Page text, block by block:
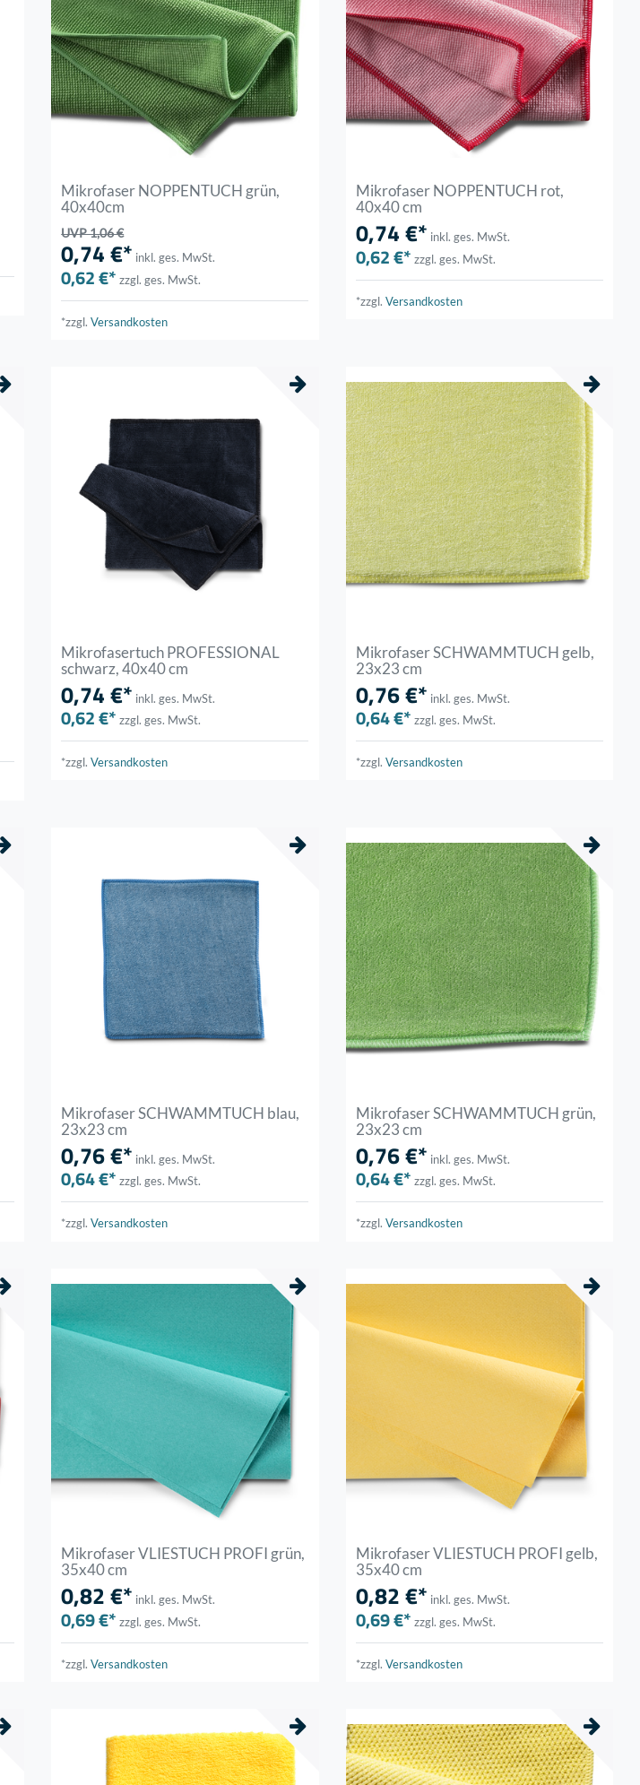
Mikrofaser NOPPENTUCH grün,
40x40cm
UVP 1,06 €
0,74 €* inkl. ges. MwSt.
0,62 €* zzgl. ges. MwSt.
*zzgl.Versandkosten
Mikrofaser NOPPENTUCH rot,
40x40 cm
0,74 €* inkl. ges. MwSt.
0,62 €* zzgl. ges. MwSt.
*zzgl. Versandkosten
Mikrofasertuch PROFESSIONAL
schwarz, 40x40 cm
0,74 €* inkl. ges. MwSt.
0,62 €* zzgl. ges. MwSt.
*zzgl.Versandkosten
Mikrofaser SCHWAMMTUCH gelb,
23x23 cm
0,76 €* inkl. ges. MwSt.
0,64 €* zzgl. ges. MwSt.
*zzgl. Versandkosten
Mikrofaser SCHWAMMTUCH blau,
23x23 cm
0,76 €* inkl. ges. MwSt.
0,64 €* zzgl. ges. MwSt.
*zzgl.Versandkosten
Mikrofaser SCHWAMMTUCH grün,
23x23 cm
0,76 €* inkl. ges. MwSt.
0,64 €* zzgl. ges. MwSt.
*zzgl. Versandkosten
Mikrofaser VLIESTUCH PROFI grün,
35x40 cm
0,82 €* inkl. ges. MwSt.
0,69 €* zzgl. ges. MwSt.
*zzgl.Versandkosten
Mikrofaser VLIESTUCH PROFI gelb,
35x40 cm
0,82 €* inkl. ges. MwSt.
0,69 €* zzgl. ges. MwSt.
*zzgl. Versandkosten